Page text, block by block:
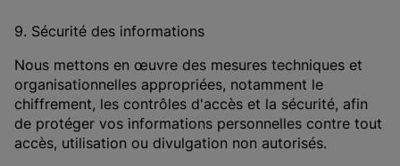
9. Sécurité des informations
Nous mettons en œuvre des mesures techniques et
organisationnelles appropriées, notamment le
chiffrement, les contrôles d'accès et la sécurité, afin
de protéger vos informations personnelles contre tout
accès, utilisation ou divulgation non autorisés.